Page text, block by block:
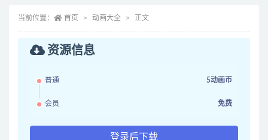
当前位置： 首页 动画大全 正文
资源信息
普通 5动画币
会员 免费
登录后下载